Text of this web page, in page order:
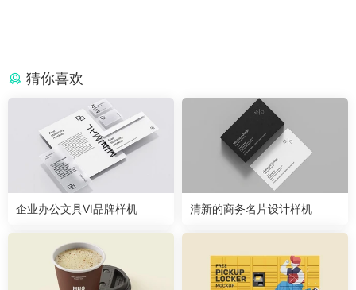
猜你喜欢
企业办公文具VI品牌样机 清新的商务名片设计样机